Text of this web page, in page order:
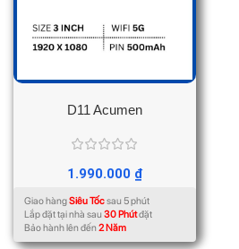
D11 Acumen
1.990.000 ₫
Giao hàngSiêu Tốcsau 5 phút
Lắp đặt tại nhà sau 30 Phútđặt
Bảo hành lên đến 2 Năm